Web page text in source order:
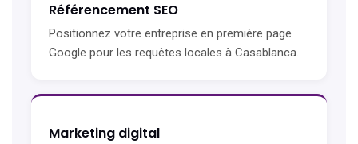
Référencement SEO
Positionnez votre entreprise en première page
Google pour les requêtes locales à Casablanca.
Marketing digital